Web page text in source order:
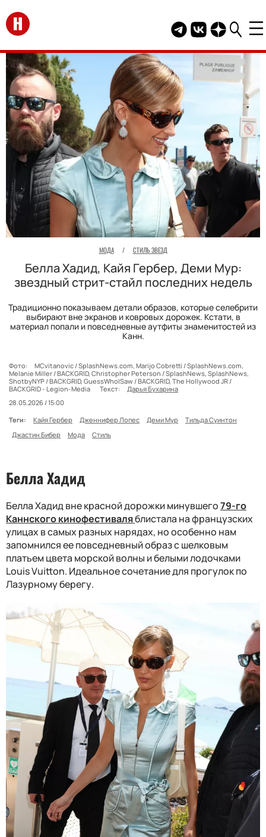
Перейти на главную
Telegram канал
Группа HELLO
Канал
МОДА / СТИЛЬ ЗВЕЗД
Белла Хадид, Кайя Гербер, Деми Мур:
звездный стрит-стайл последних недель
Традиционно показываем детали образов, которые селебрити
выбирают вне экранов и ковровых дорожек. Кстати, в
материал попали и повседневные аутфиты знаменитостей из
Канн.
Фото:
MCvitanovic / SplashNews.com, Marijo Cobretti / SplashNews.com,
Melanie Miller / BACKGRID, Christopher Peterson / SplashNews, SplashNews,
ShotbyNYP / BACKGRID, GuessWhoISaw / BACKGRID, The Hollywood JR /
BACKGRID - Legion-Media
Текст:
Дарья Бухарина
28.05.2026 / 15:00
Теги:
Кайя Гербер Дженнифер Лопес Деми Мур
Тильда Суинтон
Джастин Бибер
Мода Стиль
Белла Хадид
Белла Хадид вне красной дорожки минувшего79-го
Каннского кинофестиваляблистала на французских
улицах в самых разных нарядах, но особенно нам
запомнился ее повседневный образ с шелковым
платьем цвета морской волны и белыми лодочками
Louis Vuitton. Идеальное сочетание для прогулок по
Лазурному берегу.